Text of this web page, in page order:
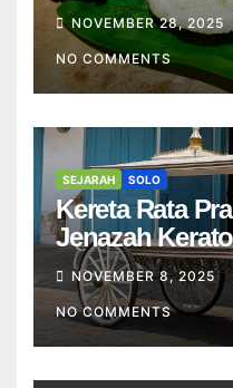
NOVEMBER 28, 2025
NO COMMENTS
SEJARAH SOLO
Kereta Rata
Jenazah
NOVEMBER 8, 2025
NO COMMENTS